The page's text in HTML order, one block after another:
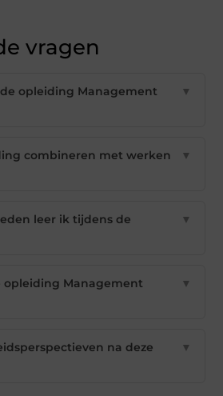
vragen
opleiding Management
▼
combineren met werken
▼
leer ik tijdens de
▼
opleiding Management
▼
na deze
▼